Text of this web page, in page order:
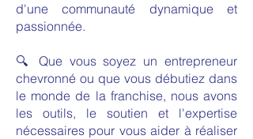
d'une communauté dynamique et
passionnée.
🔍 Que vous soyez un entrepreneur
chevronné ou que vous débutiez dans
le monde de la franchise, nous avons
les outils, le soutien et l'expertise
nécessaires pour vous aider à réaliser